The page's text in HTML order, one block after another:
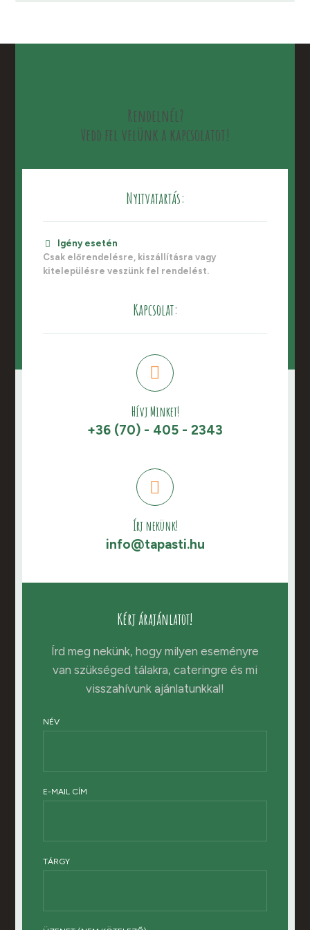
Rendelnél?
Vedd fel velünk a kapcsolatot!
Nyitvatartás:
Igény esetén
Csak előrendelésre, kiszállításra vagy
kitelepülésre veszünk fel rendelést.
Kapcsolat:
Hívj Minket!
+36 (70) - 405 - 2343
Írj nekünk!
info@tapasti.hu
Kérj árajánlatot!
Írd meg nekünk, hogy milyen eseményre
van szükséged tálakra, cateringre és mi
visszahívunk ajánlatunkkal!
NÉV
E-MAIL CÍM
TÁRGY